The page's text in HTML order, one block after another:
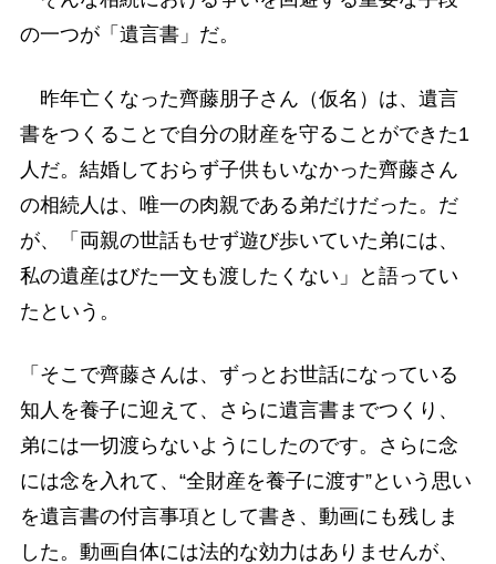
の一つが「遺言書」だ。
昨年亡くなった齊藤朋子さん（仮名）は、遺言
書をつくることで自分の財産を守ることができた1
人だ。結婚しておらず子供もいなかった齊藤さん
の相続人は、唯一の肉親である弟だけだった。だ
が、「両親の世話もせず遊び歩いていた弟には、
私の遺産はびた一文も渡したくない」と語ってい
たという。
「そこで齊藤さんは、ずっとお世話になっている
知人を養子に迎えて、さらに遺言書までつくり、
弟には一切渡らないようにしたのです。さらに念
には念を入れて、“全財産を養子に渡す”という思い
を遺言書の付言事項として書き、動画にも残しま
した。動画自体には法的な効力はありませんが、